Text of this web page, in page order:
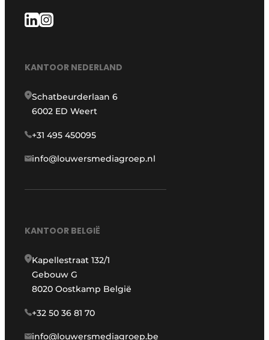
KANTOOR NEDERLAND
Schatbeurderlaan 6
6002 ED Weert
+31 495 450095
info@louwersmediagroep.nl
KANTOOR BELGIË
Kapellestraat 132/1
Gebouw G
8020 Oostkamp België
+32 50 36 81 70
info@louwersmediagroep.be